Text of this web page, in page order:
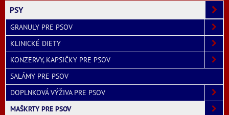
PSY
GRANULY PRE PSOV
KLINICKÉ DIETY
KONZERVY, KAPSIČKY PRE PSOV
SALÁMY PRE PSOV
DOPLNKOVÁ VÝŽIVA PRE PSOV
MAŠKRTY PRE PSOV